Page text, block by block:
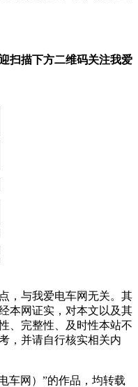
扫描下方二维码关注我爱
，与我爱电车网无关。其
本网证实，对本文以及其
、完整性、及时性本站不
，并请自行核实相关内
车网）”的作品，均转载